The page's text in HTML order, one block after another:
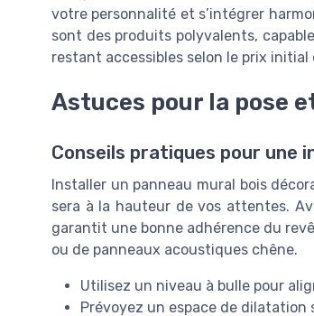
votre personnalité et s’intégrer
sont des produits polyvalents,
restant accessibles selon le prix
Astuces pour la pose
Conseils pratiques pour une
Installer un panneau mural bois
sera à la hauteur de vos attentes.
garantit une bonne adhérence du
ou de panneaux acoustiques chêne.
Utilisez un niveau à bulle pour
Prévoyez un espace de